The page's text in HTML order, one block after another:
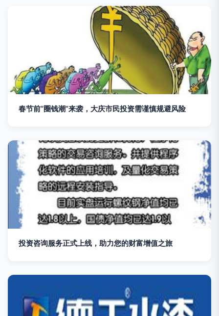
春节前“圈钱潮”来袭，大庆市民投资需谨慎规避风险
投资咨询服务正式上线，助力您的财富增值之旅